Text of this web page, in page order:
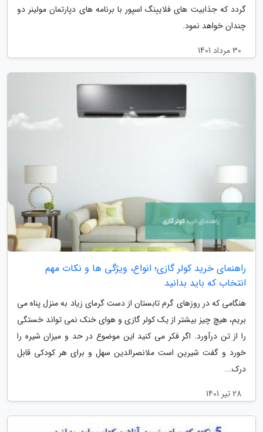
گردد که جذابیت های فلایینگ اسپور با برنامه های دپارتمان مولینر دو
چندان خواهد نمود.
30 مرداد 1401
راهنمای خرید کولر گازی؛ انواع، ویژگی ها و نکات مهم
انتخاب که باید بدانید
هنگامی که در روزهای گرم تابستان از دست گرمای زیاد به منزل پناه می
بریم، هیچ چیز بیشتر از یک کولر گازی و هوای خنک نمی تواند خستگی
را از تن درآورد. اگر فکر می کنید این موضوع در حد و میزان شیره را
خورد و گفت شیرین است ملانصرالدین سهل و برای هر کودکی قابل
درک...
28 تیر 1401